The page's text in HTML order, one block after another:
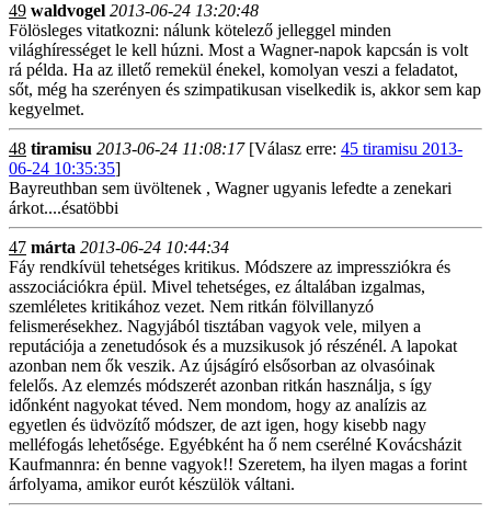
49 waldvogel 2013-06-24 13:20:48
Fölösleges vitatkozni: nálunk kötelező jelleggel minden
világhírességet le kell húzni. Most a Wagner-napok kapcsán is volt
rá példa. Ha az illető remekül énekel, komolyan veszi a feladatot,
sőt, még ha szerényen és szimpatikusan viselkedik is, akkor sem kap
kegyelmet.
48 tiramisu 2013-06-24 11:08:17[Válasz erre: 45 tiramisu 2013-
06-24 10:35:35]
Bayreuthban sem üvöltenek , Wagner ugyanis lefedte a zenekari
árkot....ésatöbbi
47 márta 2013-06-24 10:44:34
Fáy rendkívül tehetséges kritikus. Módszere az impressziókra és
asszociációkra épül. Mivel tehetséges, ez általában izgalmas,
szemléletes kritikához vezet. Nem ritkán fölvillanyzó
felismerésekhez. Nagyjából tisztában vagyok vele, milyen a
reputációja a zenetudósok és a muzsikusok jó részénél. A lapokat
azonban nem ők veszik. Az újságíró elsősorban az olvasóinak
felelős. Az elemzés módszerét azonban ritkán használja, s így
időnként nagyokat téved. Nem mondom, hogy az analízis az
egyetlen és üdvözítő módszer, de azt igen, hogy kisebb nagy
melléfogás lehetősége. Egyébként ha ő nem cserélné Kovácsházit
Kaufmannra: én benne vagyok!! Szeretem, ha ilyen magas a forint
árfolyama, amikor eurót készülök váltani.